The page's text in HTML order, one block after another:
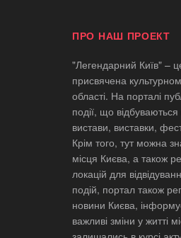
ПРО НАШ ПРОЕКТ
"Легендарний Київ" –
присвячена
області. На порталі
події, що відбуваються
вистави, виставки,
Крім того, тут можна
місця Києва, а також
локацій для
подій, портал також
новини Києва,
важливі зміни у житті